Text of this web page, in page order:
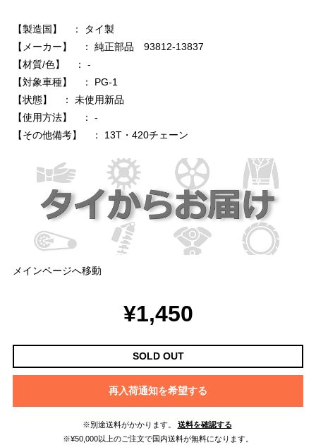
【製造国】 ： タイ製
【メーカー】 ： 純正部品 93812-13837
【材質/色】 ： -
【対象車種】 ： PG-1
【状態】 ： 未使用新品
【使用方法】 ： -
【その他備考】 ： 13T・420チェーン
メインページへ移動
¥1,450
SOLD OUT
再入荷通知を希望する
※別途送料がかかります。
送料を確認する
※¥50,000以上のご注文で国内送料が無料になります。